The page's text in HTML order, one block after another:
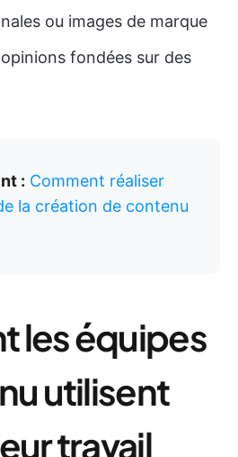
ou images de marque
fondées sur des
: Comment réaliser
la création de contenu
les équipes
utilisent
travail